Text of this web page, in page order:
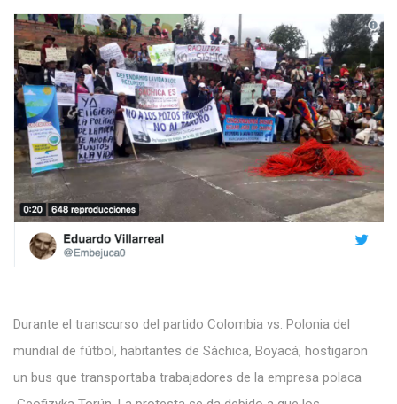
Durante el transcurso del partido Colombia vs. Polonia del
mundial de fútbol, habitantes de Sáchica, Boyacá, hostigaron
un bus que transportaba trabajadores de la empresa polaca